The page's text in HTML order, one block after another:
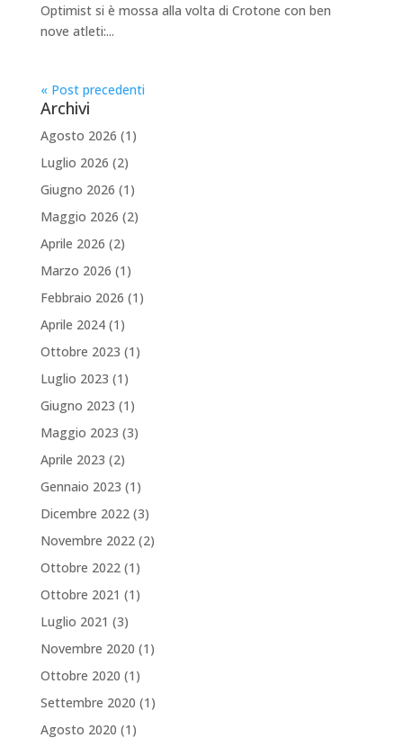
Optimist si è mossa alla volta di Crotone con ben
nove atleti:...
« Post precedenti
Archivi
Agosto 2026 (1)
Luglio 2026 (2)
Giugno 2026 (1)
Maggio 2026 (2)
Aprile 2026 (2)
Marzo 2026 (1)
Febbraio 2026 (1)
Aprile 2024(1)
Ottobre 2023 (1)
Luglio 2023 (1)
Giugno 2023 (1)
Maggio 2023 (3)
Aprile 2023 (2)
Gennaio 2023 (1)
Dicembre 2022(3)
Novembre 2022(2)
Ottobre 2022(1)
Ottobre 2021 (1)
Luglio 2021 (3)
Novembre 2020 (1)
Ottobre 2020 (1)
Settembre 2020 (1)
Agosto 2020 (1)